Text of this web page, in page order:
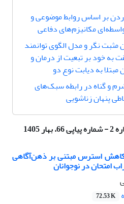
بر اساس روابط موضوعی و
مکانیزم‌های دفاعی
نگر و مدل الگوی توانمند
به خود بر تبعیت از درمان و
به دیابت نوع دو
و گناه در رابطه سبک‌های
پنهان زناشویی
کاهش استرس مبتنی بر ذهن‌آگاهی
امتحان در نوجوانان
72.53 K